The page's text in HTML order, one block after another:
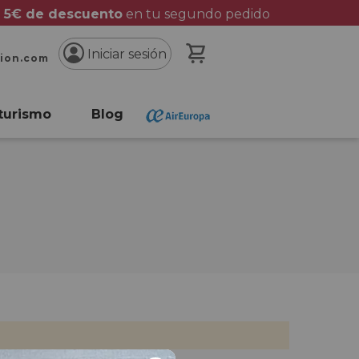
5€ de descuentoen tu segundo pedido
Iniciar sesión
Blog